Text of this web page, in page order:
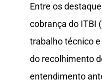
Entre os
cobrança do ITBI
trabalho técnico
do recolhimento
entendimento